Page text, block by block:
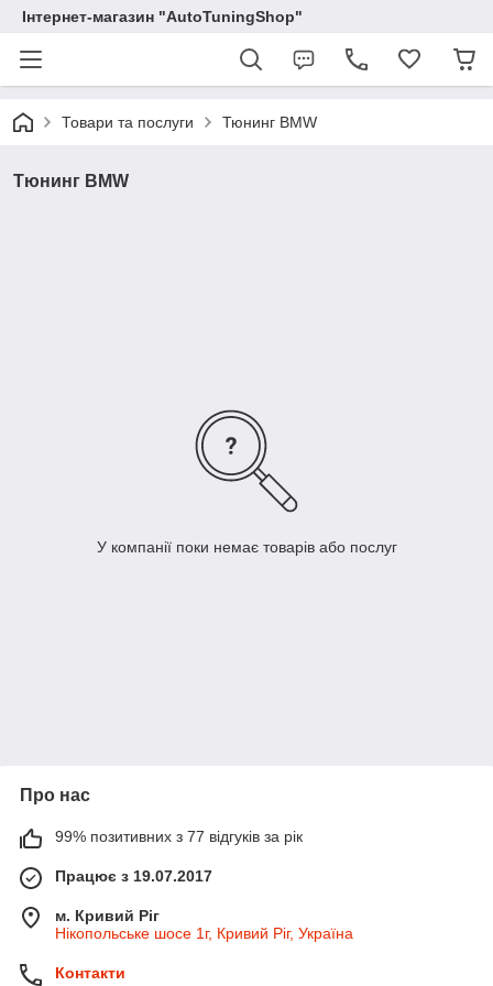
Інтернет-магазин "AutoTuningShop"
Товари та послуги Тюнинг BMW
Тюнинг BMW
У компанії поки немає товарів або послуг
Про нас
99% позитивних з 77 відгуків за рік
Працює з 19.07.2017
м. Кривий Ріг
Нікопольське шосе 1г, Кривий Ріг, Україна
Контакти